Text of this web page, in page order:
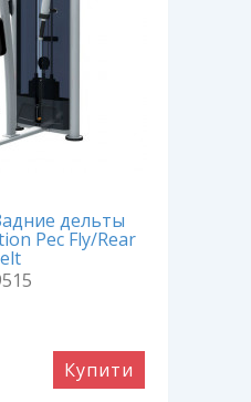
дельты
Pec Fly/Rear
Купити